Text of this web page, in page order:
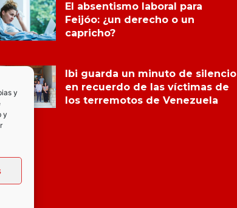
y
y
El absentismo laboral para
Feijóo: ¿un derecho o un
capricho?
Ibi guarda un minuto de silencio
en recuerdo de las víctimas de
los terremotos de Venezuela